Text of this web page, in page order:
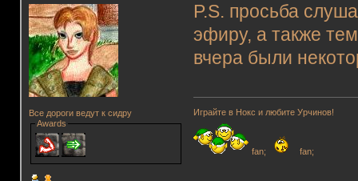
Все дороги ведут к сидру
Awards
P.S. просьба
эфиру, а также
вчера были
Играйте в Нокс и любите Урчинов!
fan; fan;